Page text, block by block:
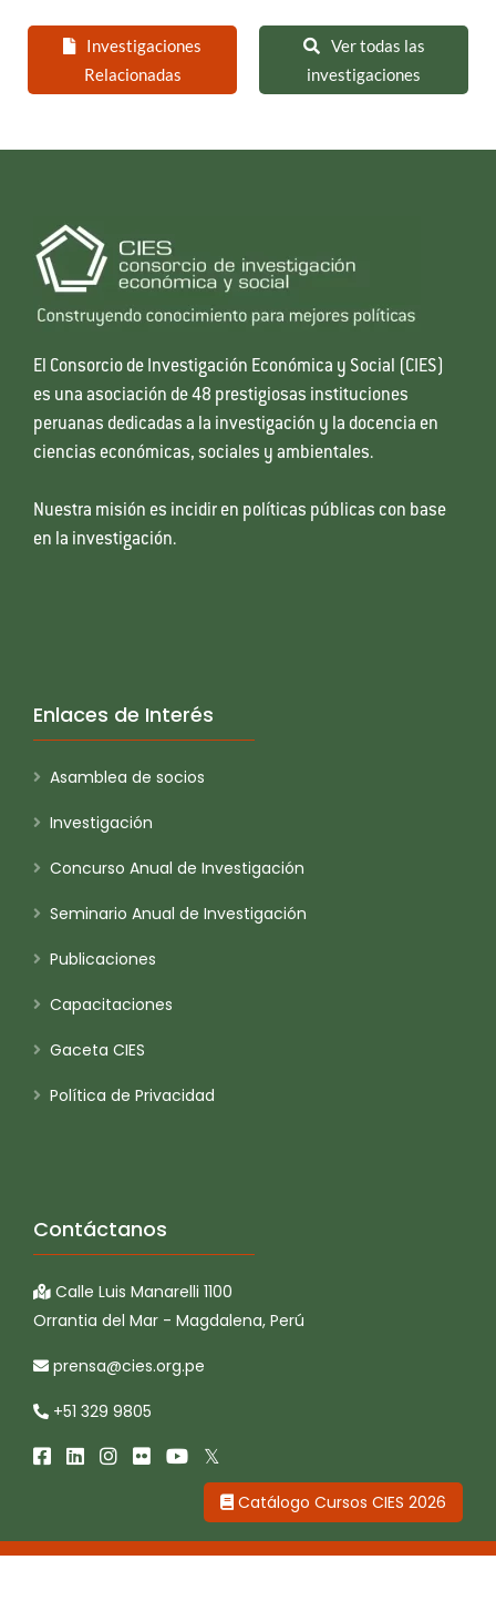
Investigaciones
Relacionadas
Ver todas las
investigaciones
El Consorcio de Investigación Económica y Social (CIES)
es una asociación de 48 prestigiosas instituciones
peruanas dedicadas a la investigación y la docencia en
ciencias económicas, sociales y ambientales.
Nuestra misión es incidir en políticas públicas con base
en la investigación.
Enlaces de Interés
Asamblea de socios
Investigación
Concurso Anual de Investigación
Seminario Anual de Investigación
Publicaciones
Capacitaciones
Gaceta CIES
Política de Privacidad
Contáctanos
Calle Luis Manarelli 1100
Orrantia del Mar - Magdalena, Perú
prensa@cies.org.pe
+51 329 9805
Catálogo Cursos CIES 2026